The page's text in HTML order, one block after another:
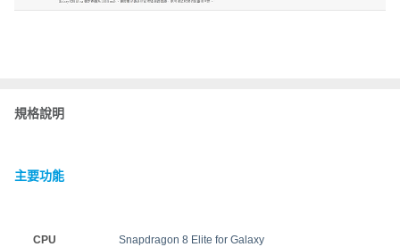
規格說明
主要功能
CPU Snapdragon 8 Elite for Galaxy